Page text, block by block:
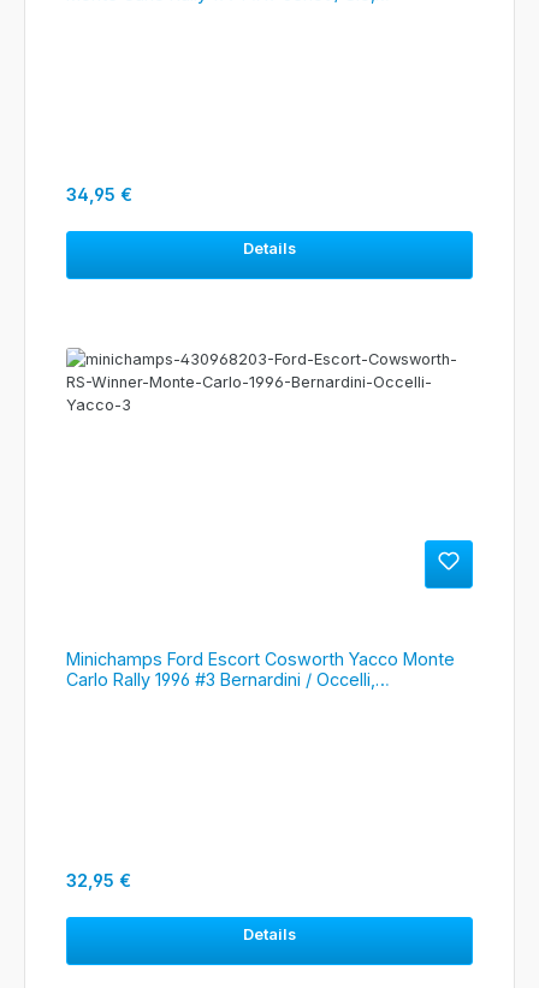
Regulärer Preis:
34,95 €
Details
Minichamps Ford Escort Cosworth Yacco Monte
Carlo Rally 1996 #3 Bernardini / Occelli,
Regulärer Preis:
32,95 €
Details